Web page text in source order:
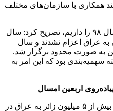
همکاری با سازمان‌های مختلف
وی با بیان اینکه ما تجربه اربعین سال ۹۸ را داریم، تصریح کرد: سال
به عراق اعزام نشدند و سال
به صورت محدود برگزار شد.
بود که این امر به
نامجو با اشاره به پیش‌بینی تشرف بیش از ۵ میلیون زائر به عراق در